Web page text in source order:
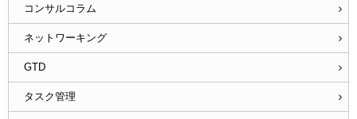
コンサルコラム
ネットワーキング
GTD
タスク管理